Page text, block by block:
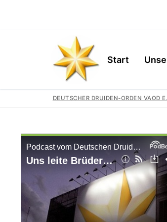
Start
DEUTSCHER DRUIDEN-ORDEN VAOD